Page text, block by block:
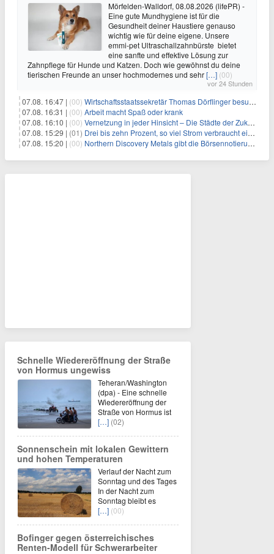
Mörfelden-Walldorf, 08.08.2026 (lifePR) -
Eine gute Mundhygiene ist für die
Gesundheit deiner Haustiere genauso
wichtig wie für deine eigene. Unsere
emmi-pet Ultraschallzahnbürste bietet
eine sanfte und effektive Lösung zur
Zahnpflege für Hunde und Katzen. Doch wie gewöhnst du deine
tierischen Freunde an unser hochmodernes und sehr[…] (00)
vor 24 Stunden
07.08. 16:47 | (00) Wirtschaftsstaatssekretär Thomas Dörflinger besucht Handwerksbetrieb im Kammerbezirk Freiburg
07.08. 16:31 | (00) Arbeit macht Spaß oder krank
07.08. 16:10 | (00) Vernetzung in jeder Hinsicht – Die Städte der Zukunft sind grün-blau
07.08. 15:29 | (01) Drei bis zehn Prozent, so viel Strom verbraucht ein Aufzug im Gebäude
07.08. 15:20 | (00) Northern Discovery Metals gibt die Börsennotierung an der Frankfurter Wertpapierbörse bekannt
Schnelle Wiedereröffnung der Straße
von Hormus ungewiss
Teheran/Washington
(dpa) - Eine schnelle
Wiedereröffnung der
Straße von Hormus ist
[…] (02)
Sonnenschein mit lokalen Gewittern
und hohen Temperaturen
Verlauf der Nacht zum
Sonntag und des Tages
In der Nacht zum
Sonntag bleibt es
[…] (00)
Bofinger gegen österreichisches
Renten-Modell für Schwerarbeiter